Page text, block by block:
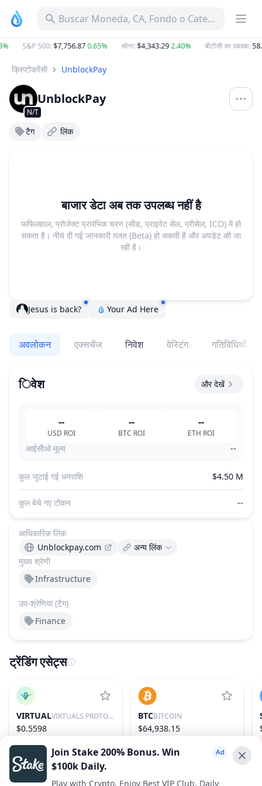
Buscar Moneda, CA, Fondo o Categoría
S&P 500: $7,756.870.65% सोना: $4,343.292.40% बीटीसी का दबदबा:
क्रिप्टोकरेंसी UnblockPay
N/T
UnblockPay
टैग लिंक
बाजार डेटा अब तक उपलब्ध नहीं है
फफिलहाल, प्रोजेक्ट प्रारंभिक चरण (सीड, प्राइवेट सेल, प्रीसेल, ICO) में हो
सकता है। नीचे दी गई जानकारी ग़लत (Beta) हो सकती है और अपडेट की जा
रही है।
Jesus is back? Your Ad Here
अवलोकन एक्सचेंज निवेश वेस्टिंग गतिविधियाँ
िवेश और देखें
--
USD ROI
--
BTC ROI
--
ETH ROI
आईसीओ मूल्य --
कुल जुटाई गई धनराशि $4.50 M
कुल बेचे गए टोकन --
मुख्य श्रेणी
Infrastructure
उप-श्रेणियां (टैग)
Finance
आधिकारिक लिंक
Unblockpay.com
अन्य लिंक
ट्रेंडिंग एसेट्स
VIRTUAL VIRTUALS PROTOCOL
$0.5598
BTCBITCOIN
$64,938.15
Advertise With Us ⭐️
Join Stake 200% Bonus. Win
$100k Daily.
Play with Crypto, Enjoy Best VIP Club, Daily